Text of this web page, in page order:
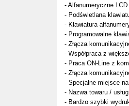
- Alfanumeryczne
- Podświetlana
- Klawiatura
- Programowalne
- Złącza
- Współpraca z
- Praca ON-Line z
- Złącza
- Specjalne miejsce
- Nazwa towaru /
- Bardzo szybki